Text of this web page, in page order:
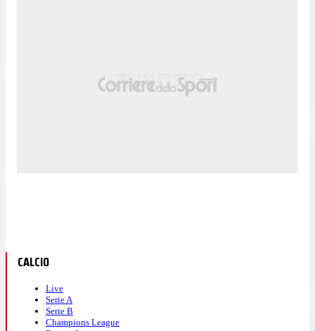
CALCIO
Live
Serie A
Serie B
Champions League